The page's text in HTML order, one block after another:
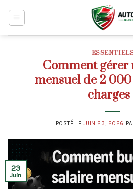
Comment gérer
mensuel de 2
charges
POSTÉ LE JUIN 23, 2026
23
Juin